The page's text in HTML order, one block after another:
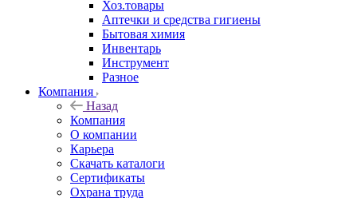
Хоз.товары
Аптечки и средства гигиены
Бытовая химия
Инвентарь
Инструмент
Разное
Компания
Назад
Компания
О компании
Карьера
Cкачать каталоги
Сертификаты
Охрана труда